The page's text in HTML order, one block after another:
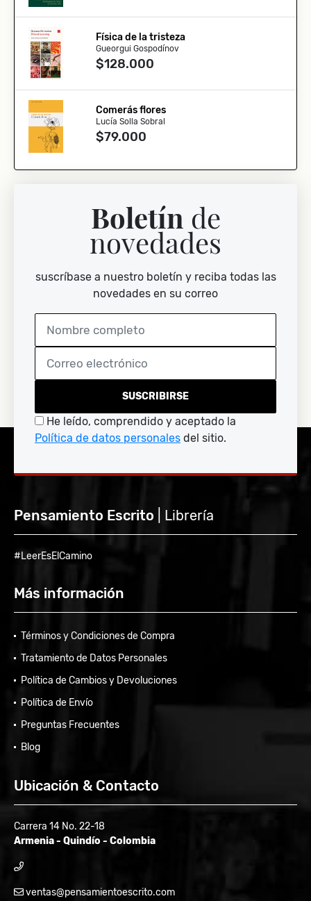
Física de la tristeza
Gueorgui Gospodínov
$128.000
Comerás flores
Lucía Solla Sobral
$79.000
Boletín de
novedades
suscríbase a nuestro boletín y reciba todas las
novedades en su correo
SUSCRIBIRSE
He leído, comprendido y aceptado la
Política de datos personales del sitio.
Pensamiento Escrito | Librería
#LeerEsElCamino
Más información
Términos y Condiciones de Compra
Tratamiento de Datos Personales
Política de Cambios y Devoluciones
Política de Envío
Preguntas Frecuentes
Blog
Ubicación & Contacto
Carrera 14 No. 22-18
Armenia - Quindío - Colombia
ventas@pensamientoescrito.com